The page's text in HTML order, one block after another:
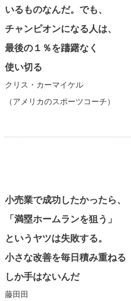
江原啓之の名言・格言
アインシュタインの名言・格言
いるものなんだ。でも、
チャンピオンになる人は、
最後の１％を躊躇なく
使い切る
クリス・カーマイケル
（アメリカのスポーツコーチ）
小売業で成功したかったら、
「満塁ホームランを狙う」
というヤツは失敗する。
小さな改善を毎日積み重ねる
しか手はないんだ
藤田田